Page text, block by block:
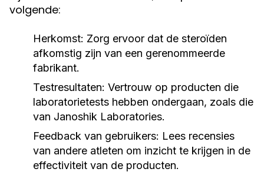
volgende:
Herkomst: Zorg ervoor dat de steroïden
afkomstig zijn van een gerenommeerde
fabrikant.
Testresultaten: Vertrouw op producten die
laboratorietests hebben ondergaan, zoals die
van Janoshik Laboratories.
Feedback van gebruikers: Lees recensies
van andere atleten om inzicht te krijgen in de
effectiviteit van de producten.